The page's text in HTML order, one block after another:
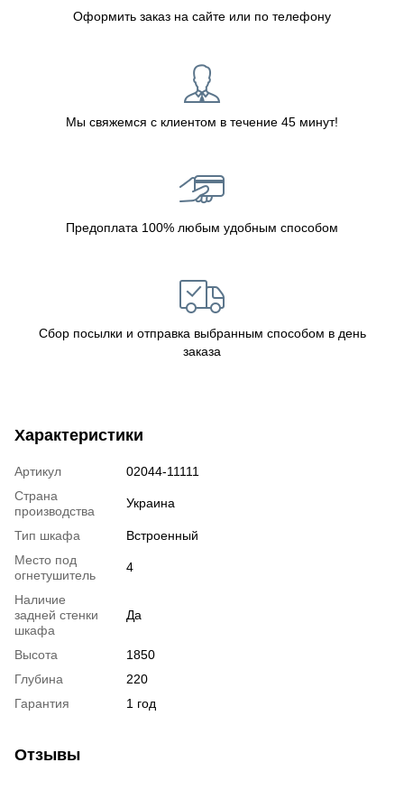
Оформить заказ на сайте или по телефону
Мы свяжемся с клиентом в течение 45 минут!
Предоплата 100% любым удобным способом
Сбор посылки и отправка выбранным способом в день
заказа
Характеристики
Артикул
02044-11111
Страна
производства
Украина
Тип шкафа
Встроенный
Место под
огнетушитель
4
Наличие
задней стенки
шкафа
Да
Высота
1850
Глубина
220
Гарантия
1 год
Отзывы